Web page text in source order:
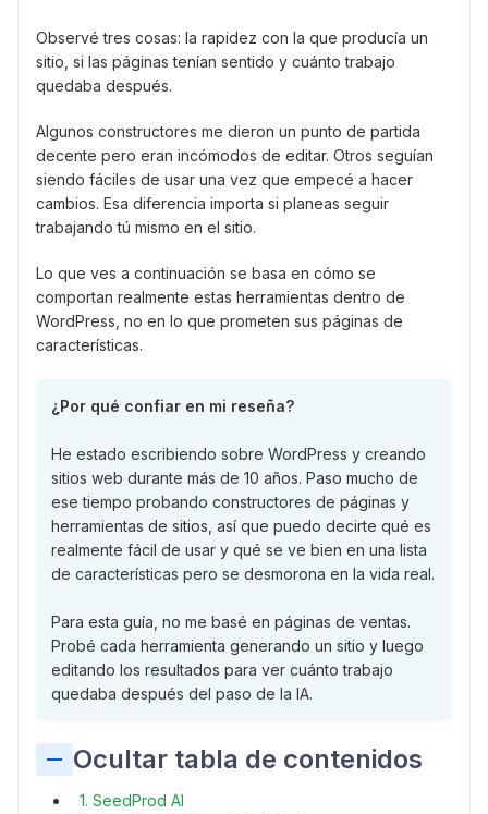
Observé tres cosas: la rapidez con la que producía un
sitio, si las páginas tenían sentido y cuánto trabajo
quedaba después.
Algunos constructores me dieron un punto de partida
decente pero eran incómodos de editar. Otros seguían
siendo fáciles de usar una vez que empecé a hacer
cambios. Esa diferencia importa si planeas seguir
trabajando tú mismo en el sitio.
Lo que ves a continuación se basa en cómo se
comportan realmente estas herramientas dentro de
WordPress, no en lo que prometen sus páginas de
características.
¿Por qué confiar en mi reseña?
He estado escribiendo sobre WordPress y creando
sitios web durante más de 10 años. Paso mucho de
ese tiempo probando constructores de páginas y
herramientas de sitios, así que puedo decirte qué es
realmente fácil de usar y qué se ve bien en una lista
de características pero se desmorona en la vida real.
Para esta guía, no me basé en páginas de ventas.
Probé cada herramienta generando un sitio y luego
editando los resultados para ver cuánto trabajo
quedaba después del paso de la IA.
Ocultar tabla de contenidos
1. SeedProd AI